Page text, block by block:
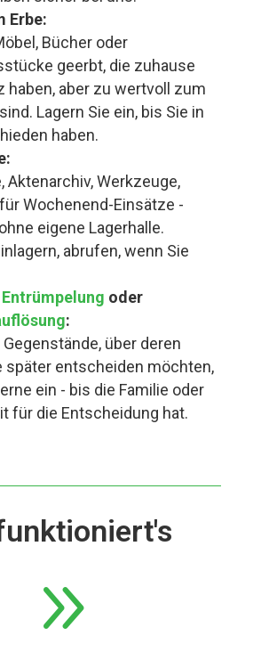
Erbe:
Bücher oder
geerbt, die zuhause
haben, aber zu wertvoll zum
Lagern Sie ein, bis Sie in
haben.
Aktenarchiv, Werkzeuge,
Wochenend-Einsätze -
eigene Lagerhalle.
abrufen, wenn Sie
Entrümpelung oder
:
über deren
später entscheiden möchten,
ein - bis die Familie oder
für die Entscheidung hat.
9